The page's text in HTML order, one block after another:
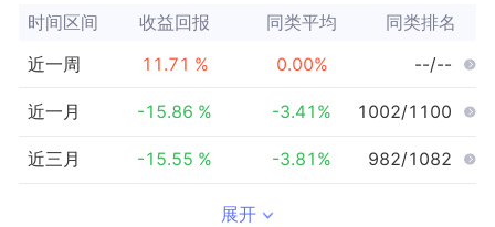
时间区间 收益回报 同类平均 同类排名
近一周 11.71 % 0.00% --/--
近一月 -15.86 % -3.41 % 1002/1100
近三月 -15.55 % -3.81 % 982/1082
展开